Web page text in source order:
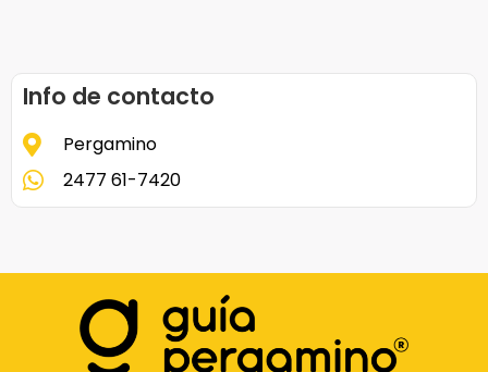
Info de contacto
Pergamino
2477 61-7420